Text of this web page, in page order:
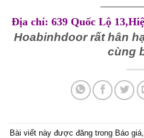
Địa chỉ: 639 Quốc Lộ
Hoabinhdoor rất hân
cùng
Bài viết này được đăng trong Báo giá,